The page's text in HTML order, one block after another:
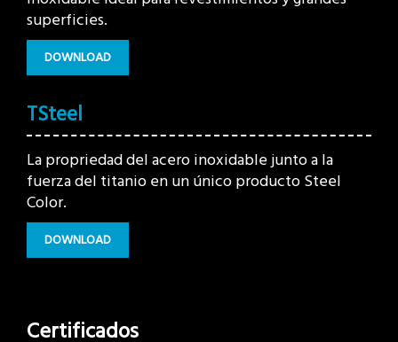
superficies.
DOWNLOAD
TSteel
La propriedad del acero inoxidable junto a la
fuerza del titanio en un único producto Steel
Color.
DOWNLOAD
Certificados